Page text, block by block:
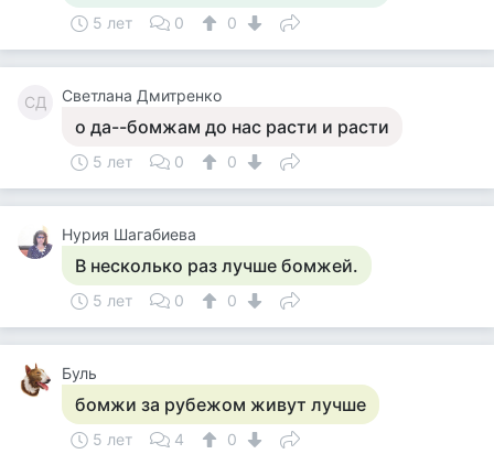
5 лет 0 0
СД Светлана Дмитренко
о да--бомжам до нас расти и расти
5 лет 0 0
Нурия Шагабиева
В несколько раз лучше бомжей.
5 лет 0 0
Буль
бомжи за рубежом живут лучше
5 лет 4 0